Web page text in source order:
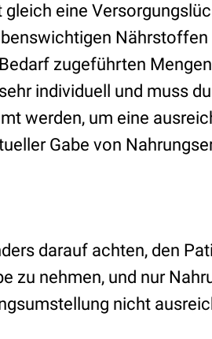
eine
Nährstoffen
zugeführten
individuell und muss
werden, um eine
Gabe von
darauf achten, den
zu nehmen, und nur
nicht